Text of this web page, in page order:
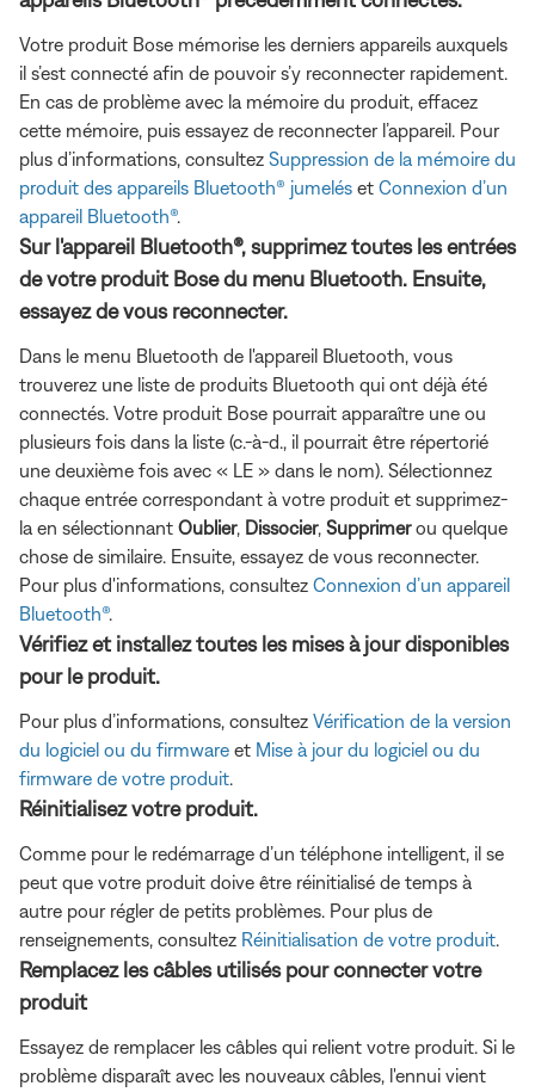
Votre produit Bose mémorise les derniers appareils auxquels
il s’est connecté afin de pouvoir s’y reconnecter rapidement.
En cas de problème avec la mémoire du produit, effacez
cette mémoire, puis essayez de reconnecter l’appareil. Pour
plus d’informations, consultez Suppression de la mémoire du
produit des appareils Bluetooth® jumelés et Connexion d’un
appareil Bluetooth®.
Sur l'appareil Bluetooth®, supprimez toutes les entrées
de votre produit Bose du menu Bluetooth. Ensuite,
essayez de vous reconnecter.
Dans le menu Bluetooth de l'appareil Bluetooth, vous
trouverez une liste de produits Bluetooth qui ont déjà été
connectés. Votre produit Bose pourrait apparaître une ou
plusieurs fois dans la liste (c.-à-d., il pourrait être répertorié
une deuxième fois avec « LE » dans le nom). Sélectionnez
chaque entrée correspondant à votre produit et supprimez-
la en sélectionnant Oublier, Dissocier, Supprimerou quelque
chose de similaire. Ensuite, essayez de vous reconnecter.
Pour plus d'informations, consultez Connexion d’un appareil
Bluetooth®.
Vérifiez et installez toutes les mises à jour disponibles
pour le produit.
Pour plus d’informations, consultez Vérification de la version
du logiciel ou du firmware et Mise à jour du logiciel ou du
firmware de votre produit.
Réinitialisez votre produit.
Comme pour le redémarrage d’un téléphone intelligent, il se
peut que votre produit doive être réinitialisé de temps à
autre pour régler de petits problèmes. Pour plus de
renseignements, consultez Réinitialisation de votre produit.
Remplacez les câbles utilisés pour connecter votre
produit
Essayez de remplacer les câbles qui relient votre produit. Si le
problème disparaît avec les nouveaux câbles, l'ennui vient